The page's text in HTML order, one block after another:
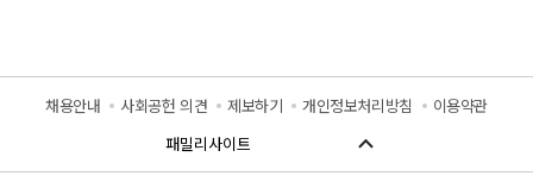
채용안내 사회공헌 의견 제보하기 개인정보처리방침 이용약관